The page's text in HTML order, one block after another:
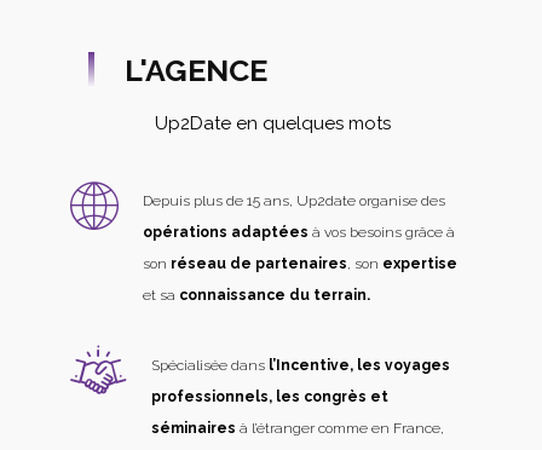
L'AGENCE
Up2Date en quelques mots
Depuis plus de 15 ans, Up2date organise des
opérations adaptées à vos besoins grâce à
son réseau de partenaires, son expertise
et sa connaissance du terrain.
Spécialisée dans l’Incentive, les voyages
professionnels, les congrès et
séminaires à l’étranger comme en France,